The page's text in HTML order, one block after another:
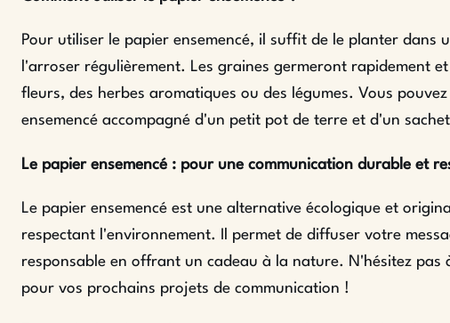
Pour utiliser le papier ensemencé, il suffit de le planter dans
l'arroser régulièrement. Les graines germeront rapidement
fleurs, des herbes aromatiques ou des légumes. Vous
ensemencé accompagné d'un petit pot de terre et d'un
Le papier ensemencé : pour une communication durable et
Le papier ensemencé est une alternative écologique et
respectant l'environnement. Il permet de diffuser votre
responsable en offrant un cadeau à la nature. N'hésitez pas
pour vos prochains projets de communication !